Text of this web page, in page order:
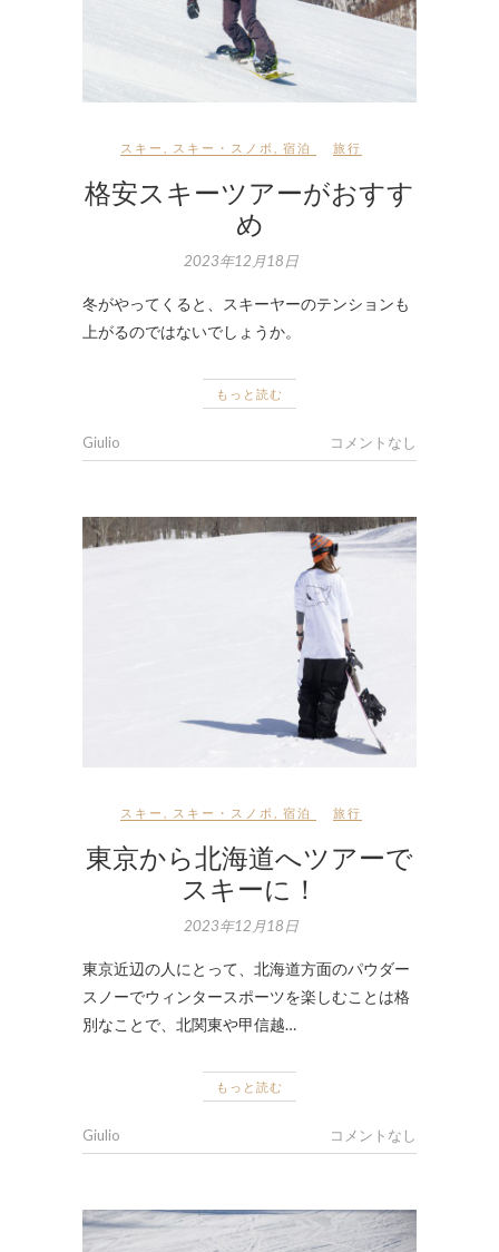
スキー スキー・スノボ 宿泊 旅行
格安スキーツアーがおすす
め
2023年12月18日
冬がやってくると、スキーヤーのテンションも
上がるのではないでしょうか。
もっと読む
Giulio コメントなし
スキー スキー・スノボ 宿泊 旅行
東京から北海道へツアーで
スキーに！
2023年12月18日
東京近辺の人にとって、北海道方面のパウダー
スノーでウィンタースポーツを楽しむことは格
別なことで、北関東や甲信越…
もっと読む
Giulio コメントなし